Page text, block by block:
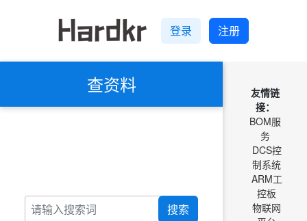
登录 注册
查资料
搜索
友情链
接：
BOM服
务
DCS控
制系统
ARM工
控板
物联网